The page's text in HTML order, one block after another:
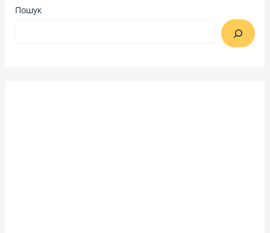
Пошук